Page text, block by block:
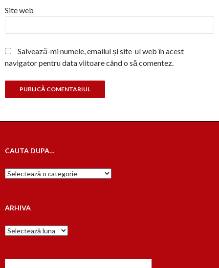
Site web
Salvează-mi numele, emailul și site-ul web în acest
navigator pentru data viitoare când o să comentez.
CAUTA DUPA…
Cauta
dupa…
ARHIVA
Arhiva